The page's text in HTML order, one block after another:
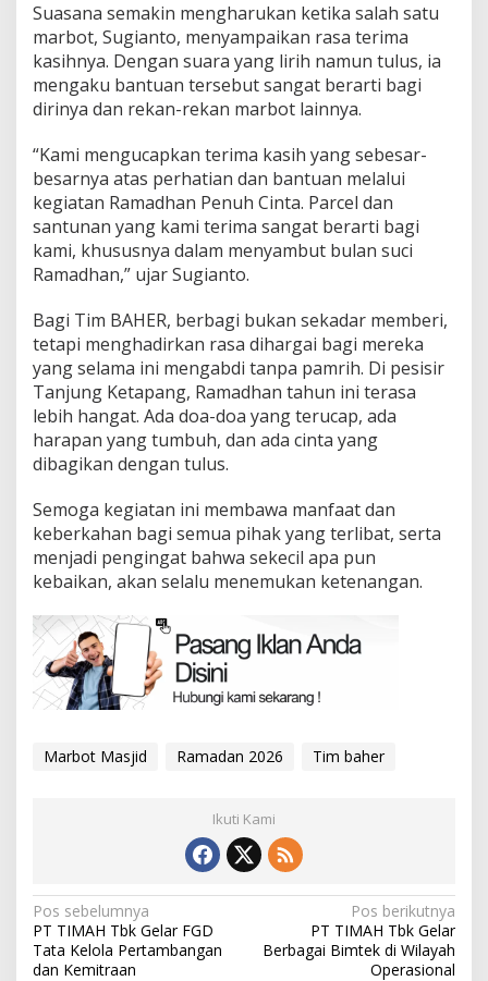
Suasana semakin mengharukan ketika salah satu
marbot, Sugianto, menyampaikan rasa terima
kasihnya. Dengan suara yang lirih namun tulus, ia
mengaku bantuan tersebut sangat berarti bagi
dirinya dan rekan-rekan marbot lainnya.
“Kami mengucapkan terima kasih yang sebesar-
besarnya atas perhatian dan bantuan melalui
kegiatan Ramadhan Penuh Cinta. Parcel dan
santunan yang kami terima sangat berarti bagi
kami, khususnya dalam menyambut bulan suci
Ramadhan,” ujar Sugianto.
Bagi Tim BAHER, berbagi bukan sekadar memberi,
tetapi menghadirkan rasa dihargai bagi mereka
yang selama ini mengabdi tanpa pamrih. Di pesisir
Tanjung Ketapang, Ramadhan tahun ini terasa
lebih hangat. Ada doa-doa yang terucap, ada
harapan yang tumbuh, dan ada cinta yang
dibagikan dengan tulus.
Semoga kegiatan ini membawa manfaat dan
keberkahan bagi semua pihak yang terlibat, serta
menjadi pengingat bahwa sekecil apa pun
kebaikan, akan selalu menemukan ketenangan.
Marbot Masjid Ramadan 2026 Tim baher
Ikuti Kami
Navigasi
pos
Pos sebelumnya
PT TIMAH Tbk Gelar FGD
Tata Kelola Pertambangan
dan Kemitraan
Pos berikutnya
PT TIMAH Tbk Gelar
Berbagai Bimtek di Wilayah
Operasional